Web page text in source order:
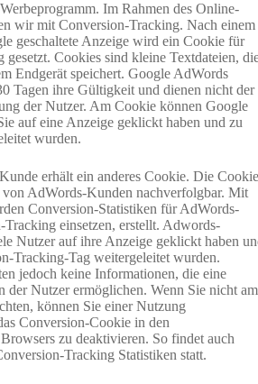
Im Rahmen des Online-
wir mit Conversion-Tracking. Nach einem
geschaltete Anzeige wird ein Cookie für
gesetzt. Cookies sind kleine Textdateien,
Endgerät speichert. Google AdWords
Tagen ihre Gültigkeit und dienen nicht der
der Nutzer. Am Cookie können Google
auf eine Anzeige geklickt haben und zu
wurden.
erhält ein anderes Cookie. Die
von AdWords-Kunden nachverfolgbar. Mit
Conversion-Statistiken für AdWords-
einsetzen, erstellt. Adwords-
Nutzer auf ihre Anzeige geklickt haben
Tracking-Tag weitergeleitet wurden.
jedoch keine Informationen, die eine
der Nutzer ermöglichen. Wenn Sie nicht am
können Sie einer Nutzung
Conversion-Cookie in den
zu deaktivieren. So findet auch
Tracking Statistiken statt.